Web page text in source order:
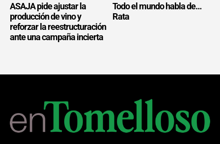
ASAJA pide ajustar la
producción de vino y
reforzar la reestructuración
ante una campaña incierta
Todo el mundo habla de…
Rata